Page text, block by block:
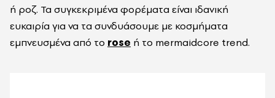
ή ροζ. Τα συγκεκριμένα φορέματα είναι ιδανική
ευκαιρία για να τα συνδυάσουμε με κοσμήματα
εμπνευσμένα από το rose ή το mermaidcore trend.